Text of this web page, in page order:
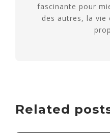
fascinante pour
des autres, la vie
Related